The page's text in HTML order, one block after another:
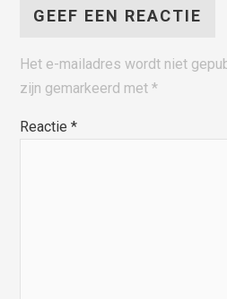
GEEF EEN REACTIE
Het e-mailadres wordt niet
zijn gemarkeerd met*
Reactie*